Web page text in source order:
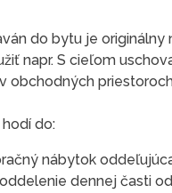
do bytu je
napr. S cieľom
obchodných
do:
nábytok
dennej časti